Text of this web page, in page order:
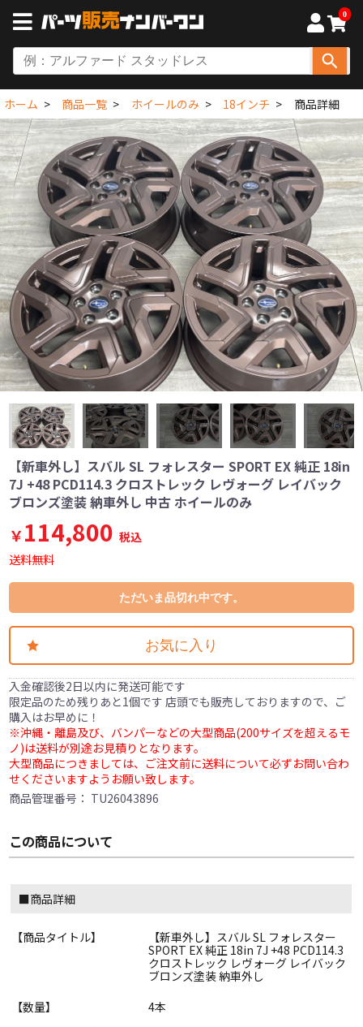
0
ホーム 商品一覧 ホイールのみ 18インチ 商品詳細
【新車外し】スバル SL フォレスター SPORT EX 純正 18in
7J +48 PCD114.3 クロストレック レヴォーグ レイバック
ブロンズ塗装 納車外し 中古 ホイールのみ
￥114,800 税込
送料無料
ただいま品切れ中です。
お気に入り
入金確認後2日以内に発送可能です
限定品のため残りあと1個です 店頭でも販売しておりますので、ご
購入はお早めに！
※沖縄・離島及び、バンパーなどの大型商品(200サイズを超えるモ
ノ)は送料が別途お見積りとなります。
大型商品につきましては、ご注文前に送料について必ずお問い合わ
せくださいますようお願い致します。
商品管理番号： TU26043896
この商品について
■商品詳細
【商品タイトル】
【新車外し】スバル SL フォレスター
SPORT EX 純正 18in 7J +48 PCD114.3
クロストレック レヴォーグ レイバック
ブロンズ塗装 納車外し
【数量】
4本